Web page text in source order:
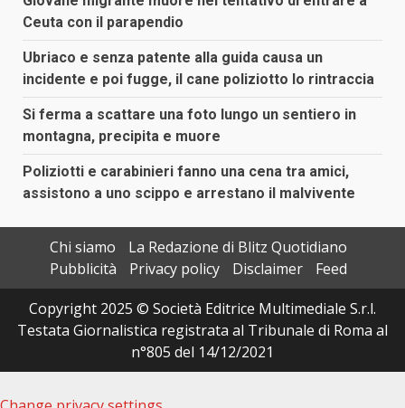
Ceuta con il parapendio
Ubriaco e senza patente alla guida causa un
incidente e poi fugge, il cane poliziotto lo rintraccia
Si ferma a scattare una foto lungo un sentiero in
montagna, precipita e muore
Poliziotti e carabinieri fanno una cena tra amici,
assistono a uno scippo e arrestano il malvivente
Chi siamo
La Redazione di Blitz Quotidiano
Pubblicità
Privacy policy Disclaimer
Feed
Copyright 2025 © Società Editrice Multimediale S.r.l.
Testata Giornalistica registrata al Tribunale di Roma al
n°805 del 14/12/2021